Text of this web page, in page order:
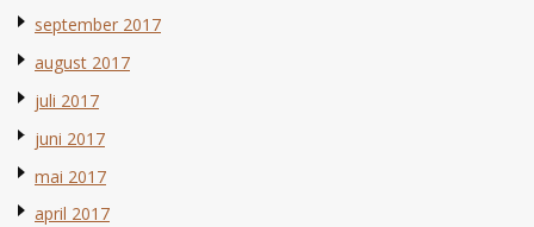
september 2017
august 2017
juli 2017
juni 2017
mai 2017
april 2017